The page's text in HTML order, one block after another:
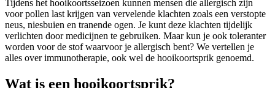
Tijdens het hooikoortsseizoen kunnen mensen die allergisch zijn
voor pollen last krijgen van vervelende klachten zoals een verstopte
neus, niesbuien en tranende ogen. Je kunt deze klachten tijdelijk
verlichten door medicijnen te gebruiken. Maar kun je ook toleranter
worden voor de stof waarvoor je allergisch bent? We vertellen je
alles over immunotherapie, ook wel de hooikoortsprik genoemd.
Wat is een hooikoortsprik?